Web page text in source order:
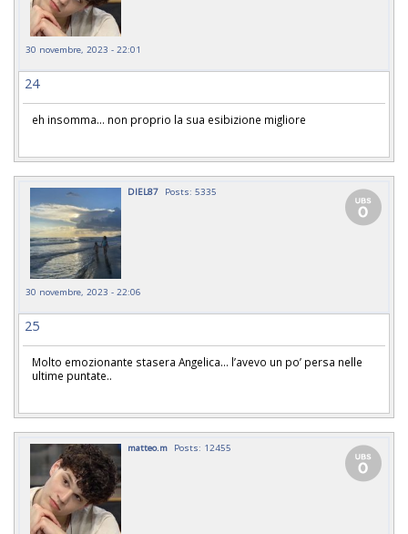
30 novembre, 2023 - 22:01
24
eh insomma... non proprio la sua esibizione migliore
DIEL87 Posts: 5335
30 novembre, 2023 - 22:06
25
Molto emozionante stasera Angelica… l’avevo un po’ persa nelle
ultime puntate..
matteo.m Posts: 12455